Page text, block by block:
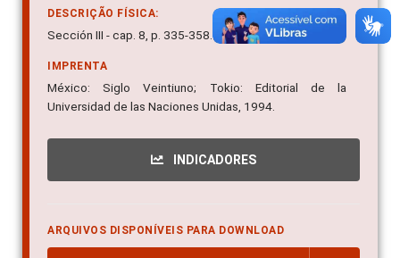
DESCRIÇÃO FÍSICA:
Sección III - cap. 8, p. 335-358.
IMPRENTA
México: Siglo Veintiuno; Tokio: Editorial de la
Universidad de las Naciones Unidas, 1994.
INDICADORES
ARQUIVOS DISPONÍVEIS PARA DOWNLOAD